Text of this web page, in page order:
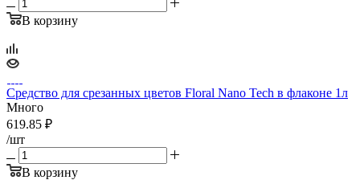
В корзину
Средство для срезанных цветов Floral Nano Tech в флаконе 1л
Много
619.85 ₽
/шт
В корзину